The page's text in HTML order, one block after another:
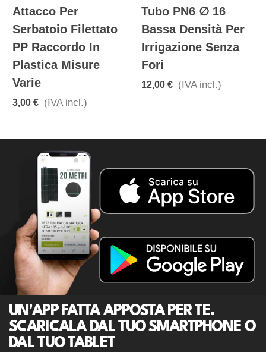
Attacco Per
Serbatoio Filettato
PP Raccordo In
Plastica Misure
Varie
3,00 € (IVA incl.)
Tubo PN6 ∅ 16
Bassa Densità Per
Irrigazione Senza
Fori
12,00 € (IVA incl.)
UN'APP FATTA APPOSTA PER TE.
SCARICALA DAL TUO SMARTPHONE O
DAL TUO TABLET